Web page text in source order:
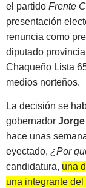
el partido Frente
presentación
renuncia como
diputado
Chaqueño Lista
medios norteños.
La decisión se
gobernador
hace unas
eyectado, ¿Por
candidatura, una
una integrante del